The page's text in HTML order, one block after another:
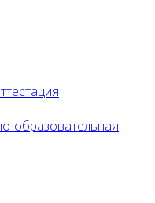
образовательная